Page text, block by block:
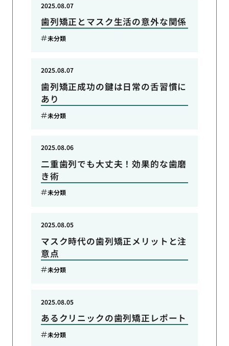
歯列矯正とマスク生活の意外な関係
2025.08.07
未分類
歯列矯正成功の鍵は日常の舌習慣に
あり
2025.08.07
未分類
二重歯列でも大丈夫！効果的な歯磨
き術
2025.08.06
未分類
マスク時代の歯列矯正メリットと注
意点
2025.08.05
未分類
あるクリニックの歯列矯正レポート
2025.08.05
未分類